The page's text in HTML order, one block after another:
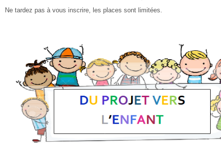
Ne tardez pas à vous inscrire, les places sont limitées.